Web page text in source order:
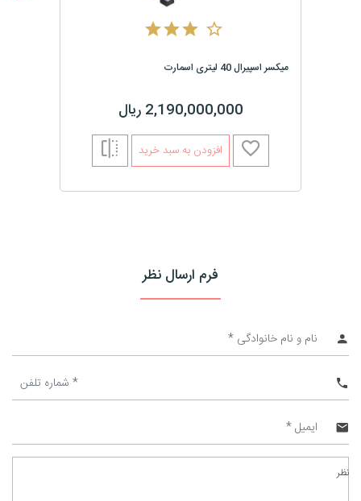
میکسر اسپیرال 40 لیتری اسمارت
2,190,000,000 ریال
افزودن به سبد خرید
فرم ارسال نظر
نظر